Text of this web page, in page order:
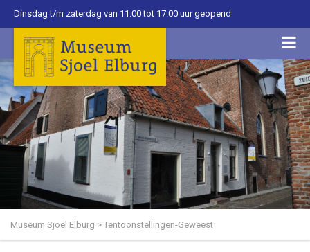
Dinsdag t/m zaterdag van 11.00 tot 17.00 uur geopend
Museum Sjoel Elburg > Tentoonstellingen-Geweest